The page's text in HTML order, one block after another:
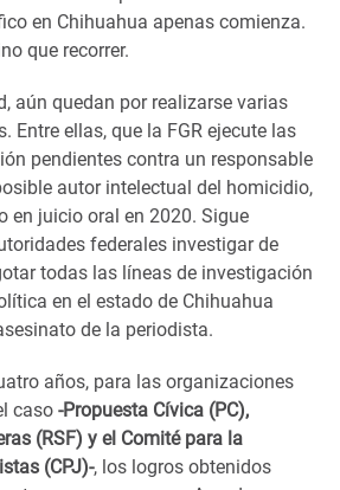
en Chihuahua apenas comienza.
que recorrer.
aún quedan por realizarse varias
Entre ellas, que la FGR ejecute las
pendientes contra un responsable
autor intelectual del homicidio,
en juicio oral en 2020. Sigue
federales investigar de
todas las líneas de investigación
en el estado de Chihuahua
de la periodista.
años, para las organizaciones
caso -Propuesta Cívica (PC),
(RSF) y el Comité para la
(CPJ)-, los logros obtenidos